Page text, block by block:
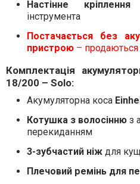
Настінне кріплення–
інструмента
Постачається без
пристрою–
Комплектація
18/200 – Solo:
Акумуляторна коса
Котушка з волосіннюз
перекиданням
3-зубчастий ніждля
Плечовий ремінь для